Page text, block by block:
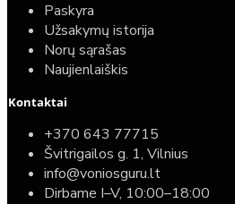
Paskyra
Užsakymų istorija
Norų sąrašas
Naujienlaiškis
Kontaktai
+370 643 77715
Švitrigailos g. 1, Vilnius
info@voniosguru.lt
Dirbame I–V, 10:00–18:00